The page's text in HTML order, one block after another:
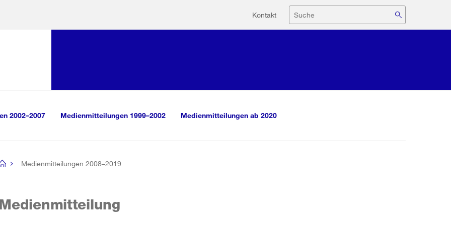
Hilfsnavigation
Kontakt Suche
2002–2007 Medienmitteilungen 1999–2002 Medienmitteilungen ab 2020
Medienmitteilungen 2008–2019